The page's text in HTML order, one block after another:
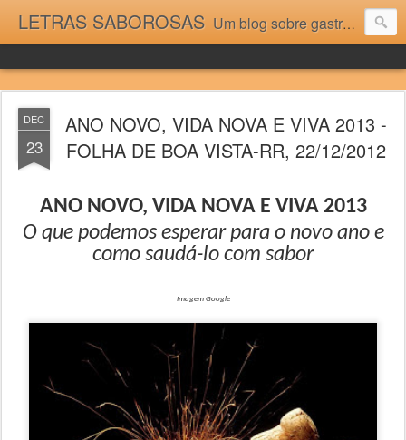
LETRAS SABOROSAS Um blog sobre gastronomia para as pessoas que gostam da boa cozinha. Dicas, receitas, notícias gastronômicas e viagens do Caburaí ao Chuí. Vou adorar tê-los na minha cozinha acima do Equador.
DEC
23
ANO NOVO, VIDA NOVA E VIVA 2013 -
FOLHA DE BOA VISTA-RR, 22/12/2012
ANO NOVO, VIDA NOVA E VIVA 2013
O que podemos esperar para o novo ano e
como saudá-lo com sabor
Imagem Google